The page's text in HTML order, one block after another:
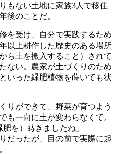
もない土地に家族3人で移住
後のことだ。
を受け、自分で実践するため
以上耕作した歴史のある場所
ら土を搬入すること）されて
ない。農家が土づくりのため
いった緑肥植物を蒔いても状
りができて、野菜が育つよう
も一向に土が変わらなくて。
を）蒔きましたね」
だったが、目の前で実際に起